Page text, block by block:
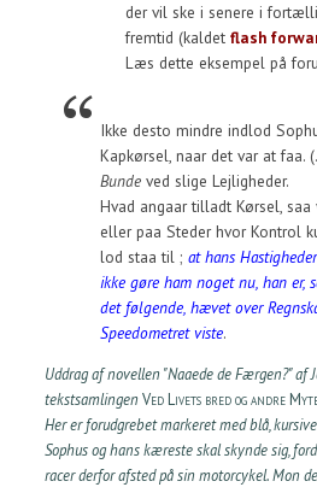
der vil ske i senere i
fremtid (kaldetflash
Læs dette eksempel på
Ikke desto mindre indlod
Kapkørsel, naar det var at faa.
Bundeved slige Lejligheder.
Hvad angaar tilladt Kørsel,
eller paa Steder hvor Kontrol
lod staa til ; at hans
ikke gøre ham noget nu, han er,
det følgende, hævet over
Speedometret viste.
Uddrag af novellen "Naaede de Færgen?" af
tekstsamlingenVed Livets bred og andre
Her er forudgrebet markeret med blå,
Sophus og hans kæreste skal skynde sig,
racer derfor afsted på sin motorcykel. Mon